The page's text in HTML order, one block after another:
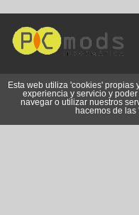
Esta web utiliza 'cookies' propias
experiencia y servicio y
navegar o utilizar nuestros
hacemos de las